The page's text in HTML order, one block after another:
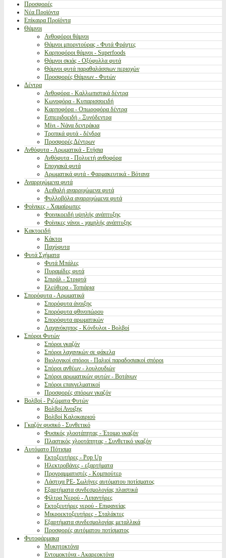
Προσφορές
Νέα Προϊόντα
Επίκαιρα Προϊόντα
Θάμνοι
Ανθοφόροι θάμνοι
Θάμνοι μπορντούρας - Φυτά Φράχτες
Καρποφόροι θάμνοι - Superfoods
Θάμνοι σκιάς - Οξύφυλλα φυτά
Θάμνοι φυτά παραθαλάσσιων περιοχών
Προσφορές Θάμνων - Φυτών
Δέντρα
Ανθοφόρα - Καλλωπιστικά δέντρα
Κωνοφόρα - Κυπαρισσοειδή
Καρποφόρα - Οπωροφόρα δέντρα
Εσπεριδοειδή - Ξυνόδεντρα
Μίνι - Νάνα δεντράκια
Τροπικά φυτά - δένδρα
Προσφορές Δέντρων
Ανθόφυτα - Αρωματικά - Ετήσια
Ανθόφυτα - Πολυετή ανθοφόρα
Εποχιακά φυτά
Αρωματικά φυτά - Φαρμακευτικά - Βότανα
Αναρριχώμενα φυτά
Αειθαλή αναρριχώμενα φυτά
Φυλλοβόλα αναρριχώμενα φυτά
Φοίνικες - Χαμαίρωπες
Φοινικοειδή υψηλής ανάπτυξης
Φοίνικες νάνοι - χαμηλής ανάπτυξης
Κακτοειδή
Κάκτοι
Παχύφυτα
Φυτά Σχήματα
Φυτά Μπάλες
Πυραμίδες φυτά
Σπιράλ - Στριφτά
Ελεύθερα - Τοπιάρια
Σπορόφυτα - Αρωματικά
Σπορόφυτα άνοιξης
Σπορόφυτα φθινοπώρου
Σπορόφυτα αρωματικών
Λαχανόκηπος - Κόνδυλοι - Βολβοί
Σπόροι Φυτών
Σπόροι γκαζόν
Σπόροι λαχανικών σε φάκελα
Βιολογικοί σπόροι - Παλιοί παραδοσιακοί σπόροι
Σπόροι ανθέων - λουλουδιών
Σπόροι αρωματικών φυτών - Βοτάνων
Σπόροι επαγγελματικοί
Προσφορές σπόρων γκαζόν
Βολβοί - Ριζώματα Φυτών
Βολβοί Ανοιξης
Βολβοί Καλοκαιριού
Γκαζόν φυσικό - Συνθετικό
Φυσικός χλοοτάπητας - Έτοιμο γκαζόν
Πλαστικός χλοοτάπητας - Συνθετικό γκαζόν
Αυτόματο Πότισμα
Εκτοξευτήρες - Pop Up
Ηλεκτροβάνες - εξαρτήματα
Προγραμματιστές - Κομπιούτερ
Λάστιχα PE- Σωλήνες αυτόματου ποτίσματος
Εξαρτήματα συνδεσμολογίας πλαστικά
Φίλτρα Νερού - Λιπαντήρες
Εκτοξευτήρες νερού - Επιφανείας
Μικροεκτοξευτήρες - Σταλάκτες
Εξαρτήματα συνδεσμολογίας μεταλλικά
Προσφορές αυτόματου ποτίσματος
Φυτοφάρμακα
Μυκητοκτόνα
Εντομοκτόνα - Ακαρεοκτόνα